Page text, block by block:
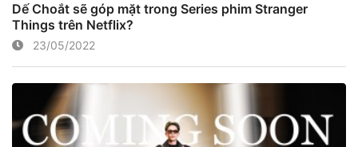
Dế Choắt sẽ góp mặt trong Series phim Stranger
Things trên Netflix?
23/05/2022